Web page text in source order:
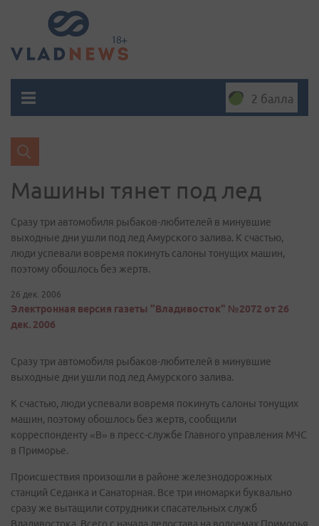
2 балла
Машины тянет под лед
Сразу три автомобиля рыбаков-любителей в минувшие
выходные дни ушли под лед Амурского залива. К счастью,
люди успевали вовремя покинуть салоны тонущих машин,
поэтому обошлось без жертв.
26 дек. 2006
Электронная версия газеты "Владивосток" №2072 от 26
дек. 2006
Сразу три автомобиля рыбаков-любителей в минувшие
выходные дни ушли под лед Амурского залива.
К счастью, люди успевали вовремя покинуть салоны тонущих
машин, поэтому обошлось без жертв, сообщили
корреспонденту «В» в пресс-службе Главного управления МЧС
в Приморье.
Происшествия произошли в районе железнодорожных
станций Седанка и Санаторная. Все три иномарки буквально
сразу же вытащили сотрудники спасательных служб